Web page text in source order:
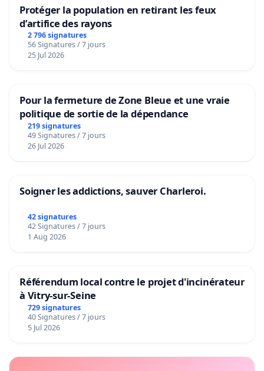
Protéger la population en retirant les feux
d’artifice des rayons
2 796 signatures
56 Signatures / 7 jours
25 Jul 2026
Pour la fermeture de Zone Bleue et une vraie
politique de sortie de la dépendance
219 signatures
49 Signatures / 7 jours
26 Jul 2026
Soigner les addictions, sauver Charleroi.
42 signatures
42 Signatures / 7 jours
1 Aug 2026
Référendum local contre le projet d'incinérateur
à Vitry-sur-Seine
729 signatures
40 Signatures / 7 jours
5 Jul 2026